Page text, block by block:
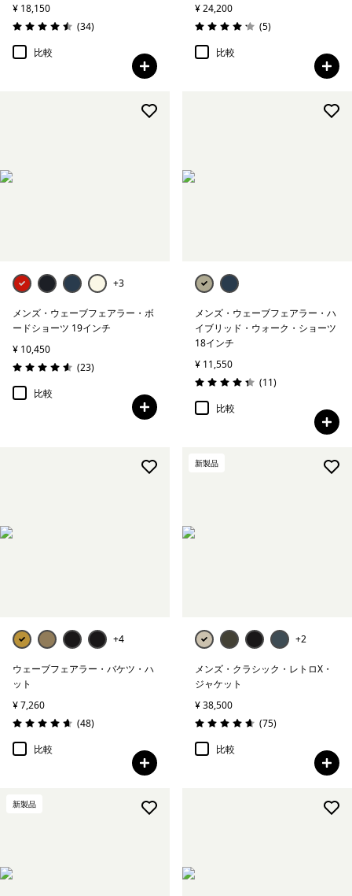
¥ 18,150
評価: 4.5 / 5
(34レビュー
)
比較
¥ 24,200
評価: 4.2 / 5
(5レビュー
)
比較
+3
メンズ・ウェーブフェアラー・ボ
ードショーツ 19インチ
¥ 10,450
評価: 4.6 / 5
(23レビュー
)
比較
メンズ・ウェーブフェアラー・ハ
イブリッド・ウォーク・ショーツ
18インチ
¥ 11,550
評価: 4.4 / 5
(11レビュー
)
比較
+4
ウェーブフェアラー・バケツ・ハ
ット
¥ 7,260
評価: 4.6 / 5
(48レビュー
)
比較
新製品
+2
メンズ・クラシック・レトロX・
ジャケット
¥ 38,500
評価: 4.7 / 5
(75レビュー
)
比較
新製品